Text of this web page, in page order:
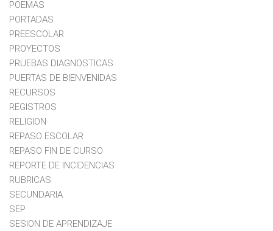
POEMAS
PORTADAS
PREESCOLAR
PROYECTOS
PRUEBAS DIAGNOSTICAS
PUERTAS DE BIENVENIDAS
RECURSOS
REGISTROS
RELIGION
REPASO ESCOLAR
REPASO FIN DE CURSO
REPORTE DE INCIDENCIAS
RUBRICAS
SECUNDARIA
SEP
SESION DE APRENDIZAJE